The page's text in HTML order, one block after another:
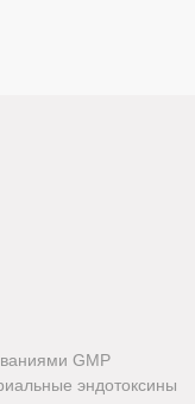
GMP
эндотоксины